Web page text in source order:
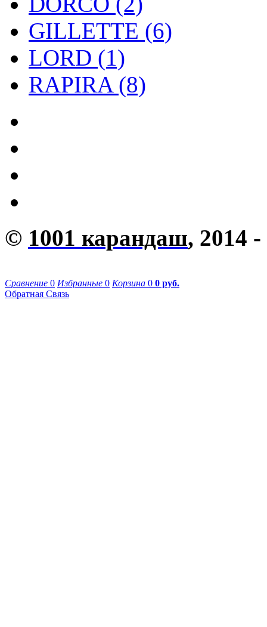
GILLETTE (6)
LORD (1)
RAPIRA (8)
© 1001 карандаш, 2014 -
Сравнение 0 Избранные 0 Корзина 0 0 руб.
Обратная Связь